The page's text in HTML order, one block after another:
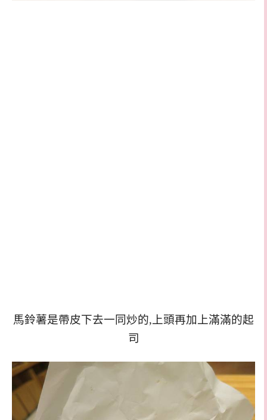
馬鈴薯是帶皮下去一同炒的,上頭再加上滿滿的起
司